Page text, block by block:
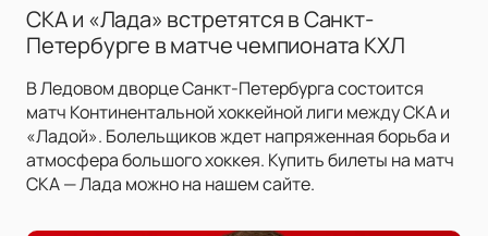
СКА и «Лада» встретятся в Санкт-
Петербурге в матче чемпионата КХЛ
В Ледовом дворце Санкт-Петербурга состоится
матч Континентальной хоккейной лиги между СКА и
«Ладой». Болельщиков ждет напряженная борьба и
атмосфера большого хоккея. Купить билеты на матч
СКА — Лада можно на нашем сайте.